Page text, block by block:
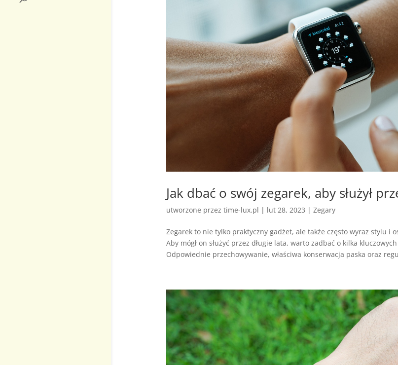
Jak dbać o swój zegarek, aby służył
utworzone przez time-lux.pl | lut 28, 2023 | Zegary
Zegarek to nie tylko praktyczny gadżet, ale także często wyraz stylu i
Aby mógł on służyć przez długie lata, warto zadbać o kilka
Odpowiednie przechowywanie, właściwa konserwacja paska oraz